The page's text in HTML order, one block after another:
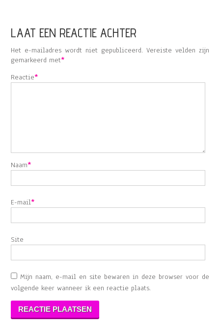
LAAT EEN REACTIE ACHTER
Het e-mailadres wordt niet gepubliceerd. Vereiste velden zijn
gemarkeerd met*
Reactie*
Naam*
E-mail*
Site
Mijn naam, e-mail en site bewaren in deze browser voor de
volgende keer wanneer ik een reactie plaats.